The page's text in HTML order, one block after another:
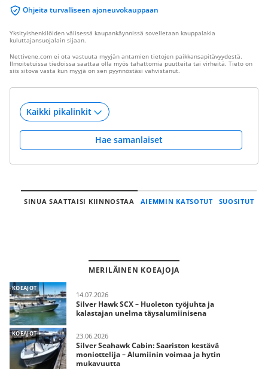
Ohjeita turvalliseen ajoneuvokauppaan
Yksityishenkilöiden välisessä kaupankäynnissä sovelletaan kauppalakia
kuluttajansuojalain sijaan.
Nettivene.com ei ota vastuuta myyjän antamien tietojen paikkansapitävyydestä.
Ilmoitetuissa tiedoissa saattaa olla myös tahattomia puutteita tai virheitä. Tieto on
siis sitova vasta kun myyjä on sen pyynnöstäsi vahvistanut.
Hae samanlaiset
SINUA SAATTAISI KIINNOSTAA AIEMMIN KATSOTUT SUOSITUT
MERILÄINEN KOEAJOJA
KOEAJOT
14.07.2026
Silver Hawk SCX – Huoleton työjuhta ja
kalastajan unelma täysalumiinisena
KOEAJOT 23.06.2026
Silver Seahawk Cabin: Saariston kestävä
moniottelija – Alumiinin voimaa ja hytin
mukavuutta